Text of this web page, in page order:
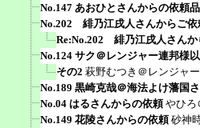
No.147 あおひとさんからの依頼品
No.202 緋乃江戌人さんからご依
Re:No.202 緋乃江戌人さんか
No.124 サク＠レンジャー連邦様
その2 萩野むつき＠レンジャ
No.189 黒崎克哉＠海法よけ藩国
No.04 はるさんからの依頼 やひろ
No.149 花陵さんからの依頼 砂神